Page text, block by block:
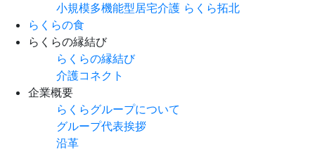
小規模多機能型居宅介護 らくら拓北
らくらの食
らくらの縁結び
らくらの縁結び
介護コネクト
企業概要
らくらグループについて
グループ代表挨拶
沿革